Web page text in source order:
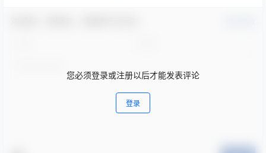
您必须登录或注册以后才能发表评论
登录